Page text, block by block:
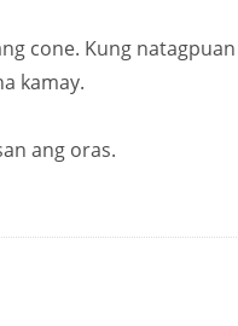
cone. Kung natagpuan
kamay.
ang oras.